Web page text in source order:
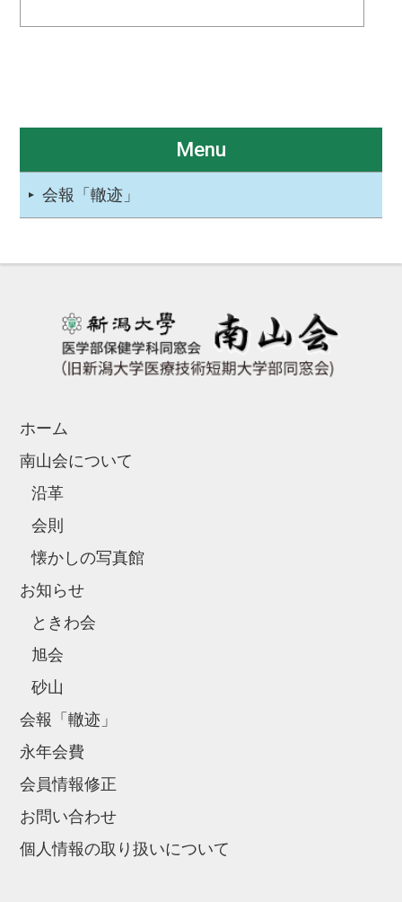
Menu
会報「轍迹」
ホーム
南山会について
沿革
会則
懐かしの写真館
お知らせ
ときわ会
旭会
砂山
会報「轍迹」
永年会費
会員情報修正
お問い合わせ
個人情報の取り扱いについて